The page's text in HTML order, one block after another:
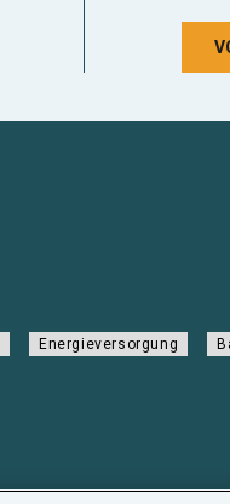
Energieversorgung